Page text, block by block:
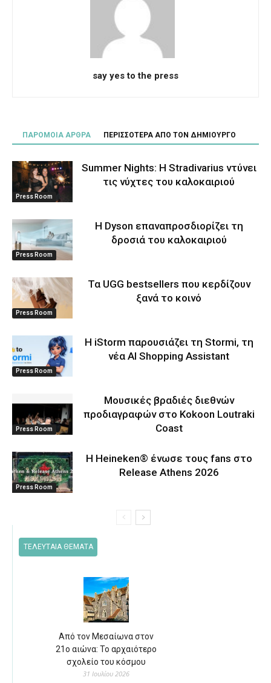
say yes to the press
ΠΑΡΟΜΟΙΑ ΑΡΘΡΑ ΠΕΡΙΣΣΟΤΕΡΑ ΑΠΟ ΤΟΝ ΔΗΜΙΟΥΡΓΟ
Press Room
Summer Nights: Η Stradivarius ντύνει
τις νύχτες του καλοκαιριού
Press Room
Η Dyson επαναπροσδιορίζει τη
δροσιά του καλοκαιριού
Press Room
Τα UGG bestsellers που κερδίζουν
ξανά το κοινό
Press Room
Η iStorm παρουσιάζει τη Stormi, τη
νέα AI Shopping Assistant
Press Room
Μουσικές βραδιές διεθνών
προδιαγραφών στο Kokoon Loutraki
Coast
Press Room
Η Heineken® ένωσε τους fans στο
Release Athens 2026
ΤΕΛΕΥΤΑΙΑ ΘΕΜΑΤΑ
Από τον Μεσαίωνα στον
21ο αιώνα: Το αρχαιότερο
σχολείο του κόσμου
31 Ιουλίου 2026